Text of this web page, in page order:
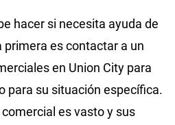
hacer si necesita ayuda de
es contactar a un
en Union City para
para su situación específica.
es vasto y sus